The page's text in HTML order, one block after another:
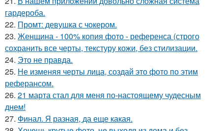
гардероба.
22. Промт: девушка с чокером.
23. Женщина - 100% копия фото - референса (строго
сохранить все черты, текстуру кожи, без стилизации.
24. Это не правда.
25. Не изменяя черты лица, создай это фото по этим
реферансом.
26. 21 марта стал для меня по-настоящему чудесным
днем!
27. Финал. Я разная, да еще какая.